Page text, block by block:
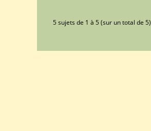
5 sujets de 1 à 5 (sur un total de 5)